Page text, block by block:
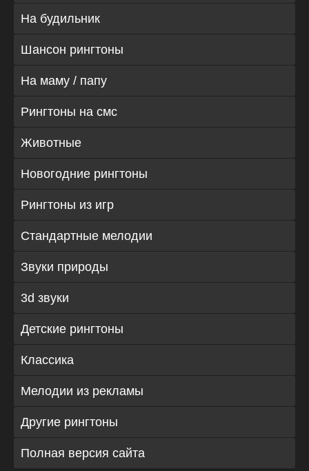
На будильник
Шансон рингтоны
На маму / папу
Рингтоны на смс
Животные
Новогодние рингтоны
Рингтоны из игр
Стандартные мелодии
Звуки природы
3d звуки
Детские рингтоны
Классика
Мелодии из рекламы
Другие рингтоны
Полная версия сайта